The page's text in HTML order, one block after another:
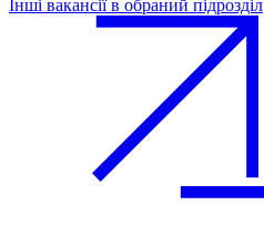
Інші вакансії в обраний підрозділ